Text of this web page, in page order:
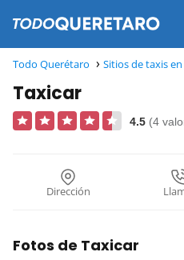
Todo Querétaro Sitios de taxis
Taxicar
4.5 (4
Dirección
Fotos de Taxicar